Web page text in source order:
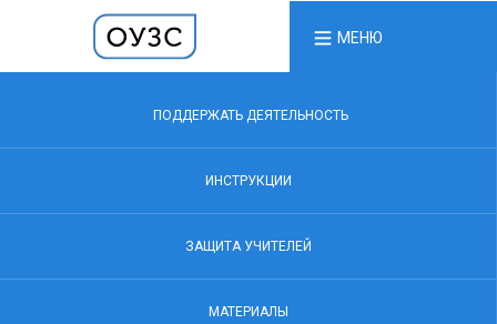
МЕНЮ
ПОДДЕРЖАТЬ ДЕЯТЕЛЬНОСТЬ
ИНСТРУКЦИИ
ЗАЩИТА УЧИТЕЛЕЙ
МАТЕРИАЛЫ